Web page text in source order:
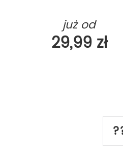
już od
29,99 zł